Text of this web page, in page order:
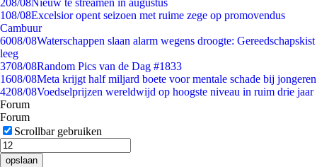
208/08Nieuw te streamen in augustus
108/08Excelsior opent seizoen met ruime zege op promovendus
Cambuur
6008/08Waterschappen slaan alarm wegens droogte: Gereedschapskist
leeg
3708/08Random Pics van de Dag #1833
1608/08Meta krijgt half miljard boete voor mentale schade bij jongeren
4208/08Voedselprijzen wereldwijd op hoogste niveau in ruim drie jaar
Forum
Forum
Scrollbar gebruiken
opslaan